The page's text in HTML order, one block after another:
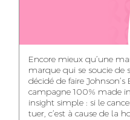
AYOUB
MOTION
KARIM OUNZAR
AUDIOVISUAL
CONTENT CREATOR
ZAKARIA
TRAFFIC
Encore mieux qu’une
marque qui se soucie de
décidé de faire
campagne 100% made
insight simple : si le
tuer, c’est à cause de la